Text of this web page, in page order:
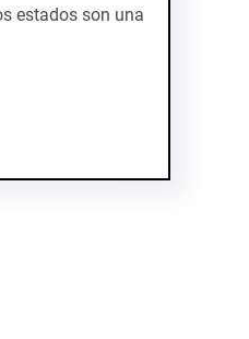
estados son una